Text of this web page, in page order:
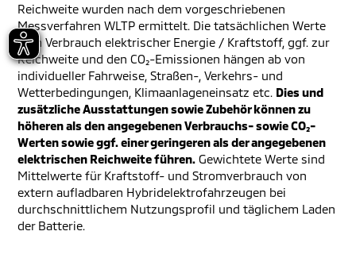
Reichweite wurden nach dem vorgeschriebenen
Messverfahren WLTP ermittelt. Die tatsächlichen Werte
zum Verbrauch elektrischer Energie / Kraftstoff, ggf. zur
Reichweite und den CO₂-Emissionen hängen ab von
individueller Fahrweise, Straßen-, Verkehrs- und
Wetterbedingungen, Klimaanlageneinsatz etc. Dies und
zusätzliche Ausstattungen sowie Zubehör können zu
höheren als den angegebenen Verbrauchs- sowie CO₂-
Werten sowie ggf. einer geringeren als der angegebenen
elektrischen Reichweite führen. Gewichtete Werte sind
Mittelwerte für Kraftstoff- und Stromverbrauch von
extern aufladbaren Hybridelektrofahrzeugen bei
durchschnittlichem Nutzungsprofil und täglichem Laden
der Batterie.